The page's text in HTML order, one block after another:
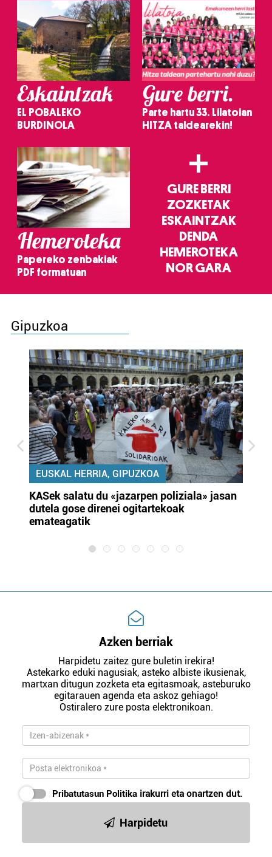
Eskaintzak
EL POBALEKO
BURDINOLA
Gure berri.
Parte hartu 33. Lilatoian
HITZA taldearekin!
Hemeroteka
Papereko zenbakiak
PDF formatuan
+
GURE BERRI
ZOZKETAK
ESKAINTZAK
DENDA
HEMEROTEKA
NOR GARA
Gipuzkoa
EUSKAL HERRIA, GIPUZKOA
KASek salatu du «jazarpen poliziala» jasan
dutela gose direnei ogitartekoak
emateagatik
Azken berriak
Harpidetu zaitez gure buletin irekira!
Astekarko eduki nagusiak, asteko albiste ikusienak,
martxan ditugun zozketa eta egitasmoak, asteburuko
egitarauen agenda eta askoz gehiago!
Ostiralero zure posta elektronikoan.
Pribatutasun Politika irakurri eta onartzen dut.
Harpidetu